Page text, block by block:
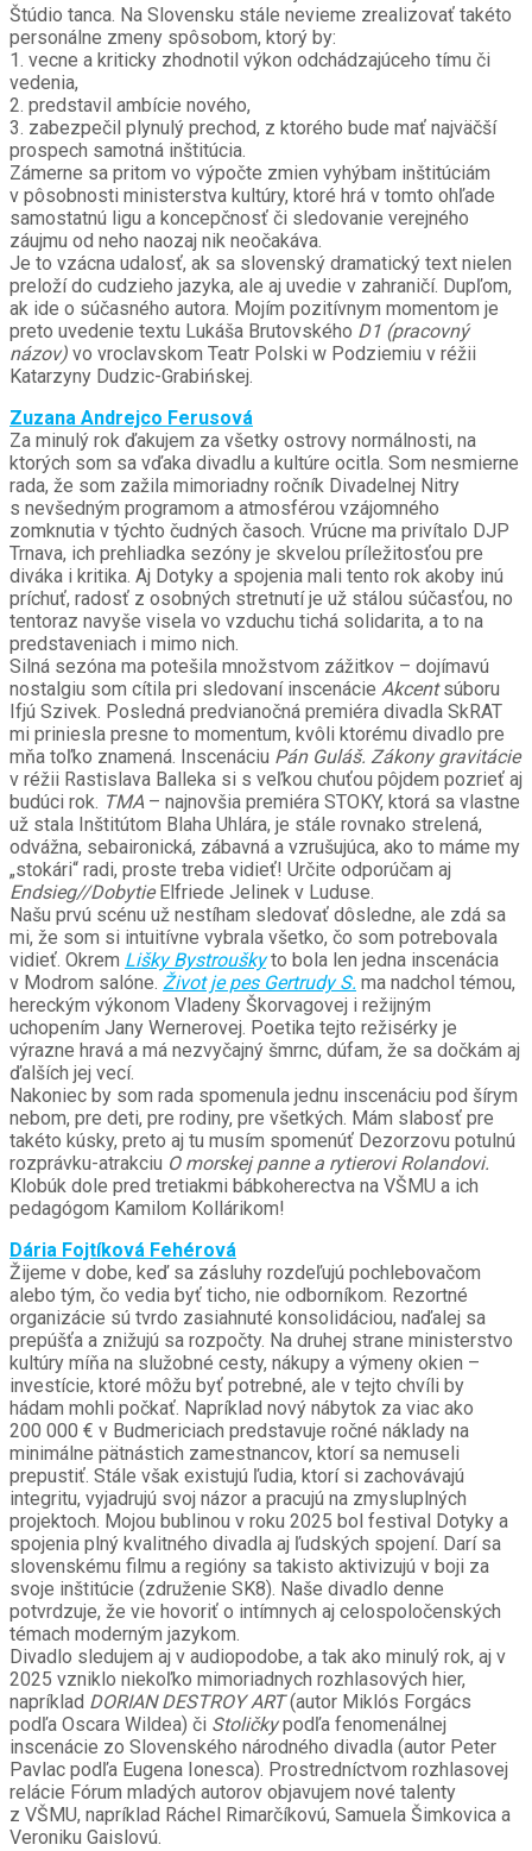
Štúdio tanca. Na Slovensku stále nevieme zrealizovať takéto
personálne zmeny spôsobom, ktorý by:
1. vecne a kriticky zhodnotil výkon odchádzajúceho tímu či
vedenia,
2. predstavil ambície nového,
3. zabezpečil plynulý prechod, z ktorého bude mať najväčší
prospech samotná inštitúcia.
Zámerne sa pritom vo výpočte zmien vyhýbam inštitúciám
v pôsobnosti ministerstva kultúry, ktoré hrá v tomto ohľade
samostatnú ligu a koncepčnosť či sledovanie verejného
záujmu od neho naozaj nik neočakáva.
Je to vzácna udalosť, ak sa slovenský dramatický text nielen
preloží do cudzieho jazyka, ale aj uvedie v zahraničí. Dupľom,
ak ide o súčasného autora. Mojím pozitívnym momentom je
preto uvedenie textu Lukáša Brutovského D1 (pracovný
názov) vo vroclavskom Teatr Polski w Podziemiu v réžii
Katarzyny Dudzic-Grabińskej.
Zuzana Andrejco Ferusová
Za minulý rok ďakujem za všetky ostrovy normálnosti, na
ktorých som sa vďaka divadlu a kultúre ocitla. Som nesmierne
rada, že som zažila mimoriadny ročník Divadelnej Nitry
s nevšedným programom a atmosférou vzájomného
zomknutia v týchto čudných časoch. Vrúcne ma privítalo DJP
Trnava, ich prehliadka sezóny je skvelou príležitosťou pre
diváka i kritika. Aj Dotyky a spojenia mali tento rok akoby inú
príchuť, radosť z osobných stretnutí je už stálou súčasťou, no
tentoraz navyše visela vo vzduchu tichá solidarita, a to na
predstaveniach i mimo nich.
Silná sezóna ma potešila množstvom zážitkov – dojímavú
nostalgiu som cítila pri sledovaní inscenácie Akcentsúboru
Ifjú Szivek. Posledná predvianočná premiéra divadla SkRAT
mi priniesla presne to momentum, kvôli ktorému divadlo pre
mňa toľko znamená. Inscenáciu Pán Guláš. Zákony gravitácie
v réžii Rastislava Balleka si s veľkou chuťou pôjdem pozrieť aj
budúci rok. TMA– najnovšia premiéra STOKY, ktorá sa vlastne
už stala Inštitútom Blaha Uhlára, je stále rovnako strelená,
odvážna, sebaironická, zábavná a vzrušujúca, ako to máme my
„stokári“ radi, proste treba vidieť! Určite odporúčam aj
Endsieg//DobytieElfriede Jelinek v Luduse.
Našu prvú scénu už nestíham sledovať dôsledne, ale zdá sa
mi, že som si intuitívne vybrala všetko, čo som potrebovala
vidieť. Okrem Lišky Bystrouškyto bola len jedna inscenácia
v Modrom salóne. Život je pes Gertrudy S. ma nadchol témou,
hereckým výkonom Vladeny Škorvagovej i režijným
uchopením Jany Wernerovej. Poetika tejto režisérky je
výrazne hravá a má nezvyčajný šmrnc, dúfam, že sa dočkám aj
ďalších jej vecí.
Nakoniec by som rada spomenula jednu inscenáciu pod šírym
nebom, pre deti, pre rodiny, pre všetkých. Mám slabosť pre
takéto kúsky, preto aj tu musím spomenúť Dezorzovu potulnú
rozprávku-atrakciu O morskej panne a rytierovi Rolandovi.
Klobúk dole pred tretiakmi bábkoherectva na VŠMU a ich
pedagógom Kamilom Kollárikom!
Dária Fojtíková Fehérová
Žijeme v dobe, keď sa zásluhy rozdeľujú pochlebovačom
alebo tým, čo vedia byť ticho, nie odborníkom. Rezortné
organizácie sú tvrdo zasiahnuté konsolidáciou, naďalej sa
prepúšťa a znižujú sa rozpočty. Na druhej strane ministerstvo
kultúry míňa na služobné cesty, nákupy a výmeny okien –
investície, ktoré môžu byť potrebné, ale v tejto chvíli by
hádam mohli počkať. Napríklad nový nábytok za viac ako
200 000 € v Budmericiach predstavuje ročné náklady na
minimálne pätnástich zamestnancov, ktorí sa nemuseli
prepustiť. Stále však existujú ľudia, ktorí si zachovávajú
integritu, vyjadrujú svoj názor a pracujú na zmysluplných
projektoch. Mojou bublinou v roku 2025 bol festival Dotyky a
spojenia plný kvalitného divadla aj ľudských spojení. Darí sa
slovenskému filmu a regióny sa takisto aktivizujú v boji za
svoje inštitúcie (združenie SK8). Naše divadlo denne
potvrdzuje, že vie hovoriť o intímnych aj celospoločenských
témach moderným jazykom.
Divadlo sledujem aj v audiopodobe, a tak ako minulý rok, aj v
2025 vzniklo niekoľko mimoriadnych rozhlasových hier,
napríklad DORIAN DESTROY ART(autor Miklós Forgács
podľa Oscara Wildea) či Stoličkypodľa fenomenálnej
inscenácie zo Slovenského národného divadla (autor Peter
Pavlac podľa Eugena Ionesca). Prostredníctvom rozhlasovej
relácie Fórum mladých autorov objavujem nové talenty
z VŠMU, napríklad Ráchel Rimarčíkovú, Samuela Šimkovica a
Veroniku Gaislovú.